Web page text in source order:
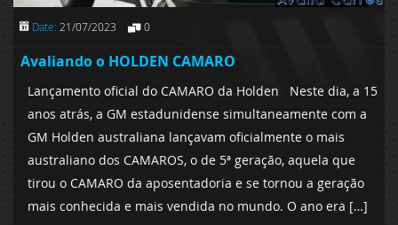
Date: 21/07/2023 0
Avaliando o HOLDEN CAMARO
Lançamento oficial do CAMARO da Holden Neste dia, a 15
anos atrás, a GM estadunidense simultaneamente com a
GM Holden australiana lançavam oficialmente o mais
australiano dos CAMAROS, o de 5ª geração, aquela que
tirou o CAMARO da aposentadoria e se tornou a geração
mais conhecida e mais vendida no mundo. O ano era […]